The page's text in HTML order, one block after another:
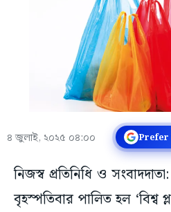
৪ জুলাই, ২০২৫ ০৪:০০ Prefer
নিজস্ব প্রতিনিধি ও
বৃহস্পতিবার পালিত হল ‘বিশ্ব